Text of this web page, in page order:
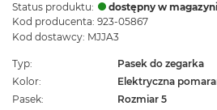
Status produktu:
dostępny w
Kod producenta: 923-05867
Kod dostawcy: MJJA3
Typ
Pasek do zegarka
Kolor
Elektryczna
Pasek
Rozmiar 5